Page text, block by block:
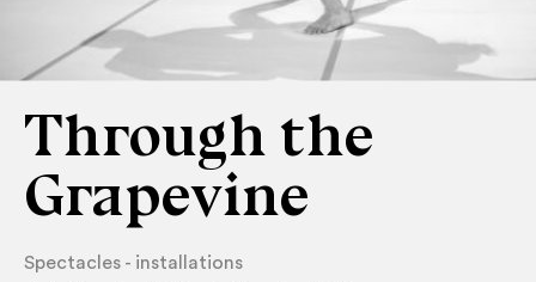
Through the
Grapevine
Spectacles - installations